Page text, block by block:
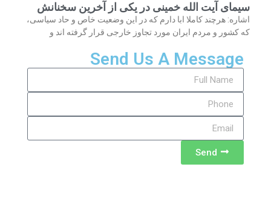
سیمای آیت الله خمینی در یکی از آخرین سخنانش
اشاره: هرچند کاملا ابا دارم که در این وضعیت خاص و حاد سیاسی،
که کشور و مردم ایران مورد تجاوز خارجی قرار گرفته اند و
Send Us A Message
Send